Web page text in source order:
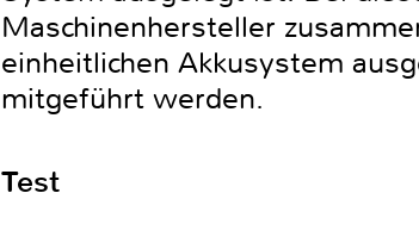
Maschinenhersteller
einheitlichen Akkusystem
mitgeführt werden.
Test